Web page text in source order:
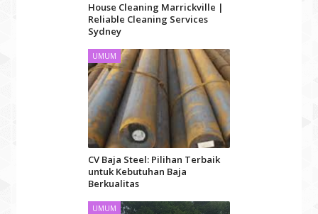
House Cleaning Marrickville |
Reliable Cleaning Services
Sydney
UMUM
CV Baja Steel: Pilihan Terbaik
untuk Kebutuhan Baja
Berkualitas
UMUM